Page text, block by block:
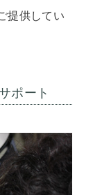
提供してい
ポート